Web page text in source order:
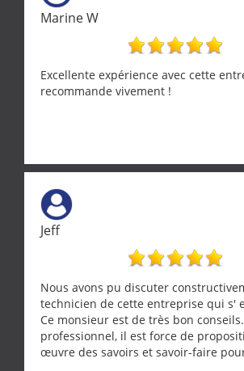
Marine W
Excellente expérience avec cette
recommande vivement !
Jeff
Nous avons pu discuter
technicien de cette entreprise qui s'
Ce monsieur est de très bon
professionnel, il est force de
œuvre des savoirs et savoir-faire